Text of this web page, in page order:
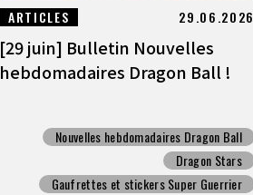
ARTICLES 29.06.2026
[29 juin] Bulletin Nouvelles
hebdomadaires Dragon Ball !
Nouvelles hebdomadaires Dragon Ball
Dragon Stars
Gaufrettes et stickers Super Guerrier